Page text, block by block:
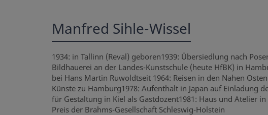
Manfred Sihle-Wissel
1934: in Tallinn (Reval) geboren1939: Übersiedlung nach
Bildhauerei an der Landes-Kunstschule (heute HfBK) in
bei Hans Martin Ruwoldtseit 1964: Reisen in den Nahen
Künste zu Hamburg1978: Aufenthalt in Japan auf Einladung
für Gestaltung in Kiel als Gastdozent1981: Haus und Atelier
Preis der Brahms-Gesellschaft Schleswig-Holstein